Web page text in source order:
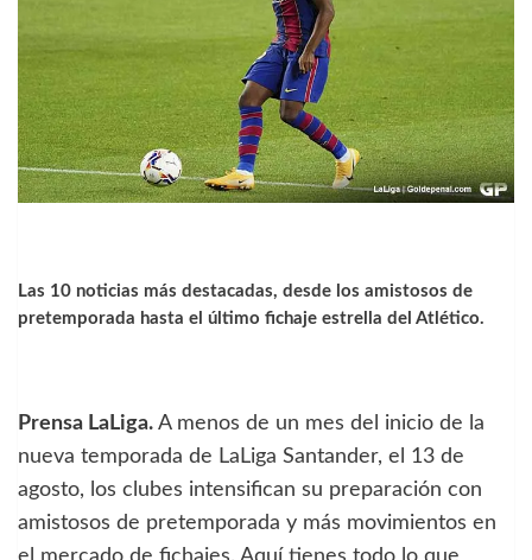
Las 10 noticias más destacadas, desde los amistosos de
pretemporada hasta el último fichaje estrella del Atlético.
Prensa LaLiga. A menos de un mes del inicio de la
nueva temporada de LaLiga Santander, el 13 de
agosto, los clubes intensifican su preparación con
amistosos de pretemporada y más movimientos en